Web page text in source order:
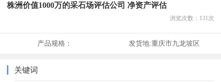
株洲价值1000万的采石场评估公司 净资产评估
浏览次数： 131 次
产品规格： 发货地:重庆市九龙坡区
关键词